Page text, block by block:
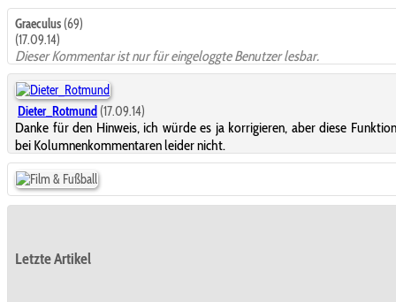
Graeculus (69)
(17.09.14)
Dieser Kommentar ist nur für eingeloggte Benutzer lesbar.
Dieter_Rotmund (17.09.14)
Danke für den Hinweis, ich würde es ja korrigieren, aber diese
bei Kolumnenkommentaren leider nicht.
Letzte Artikel